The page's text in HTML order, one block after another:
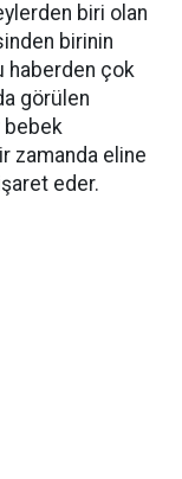
biri olan
birinin
haberden çok
görülen
bebek
zamanda eline
eder.